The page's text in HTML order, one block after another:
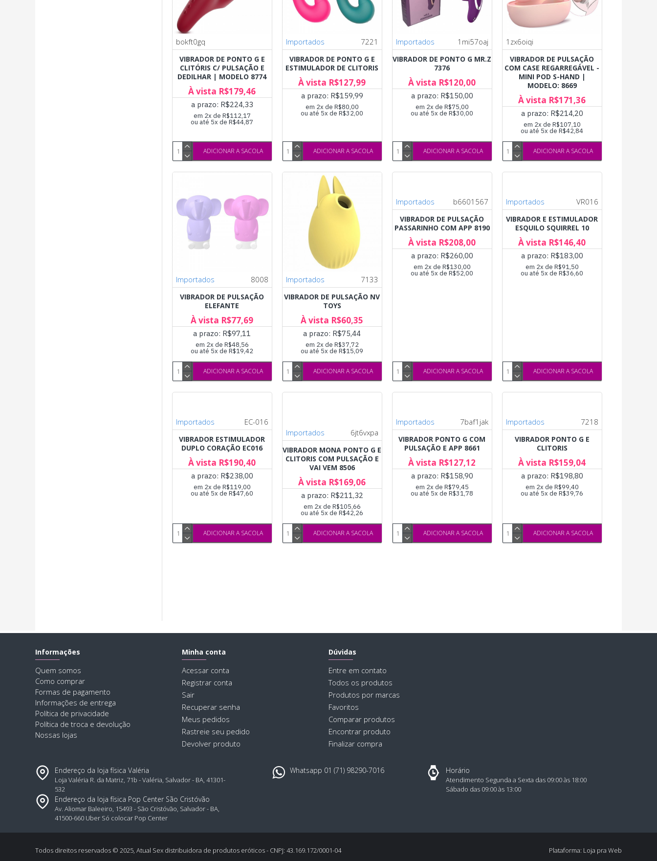
bokft0gq
VIBRADOR DE PONTO G E
CLITÓRIS C/ PULSAÇÃO E
DEDILHAR | MODELO 8774
À vista R$179,46
a prazo: R$224,33
em 2x de R$112,17
ou até 5x de R$44,87
ADICIONAR A SACOLA
Importados 7221
VIBRADOR DE PONTO G E
ESTIMULADOR DE CLITORIS
À vista R$127,99
a prazo: R$159,99
em 2x de R$80,00
ou até 5x de R$32,00
ADICIONAR A SACOLA
Importados 1mi57oaj
VIBRADOR DE PONTO G MR.Z
7376
À vista R$120,00
a prazo: R$150,00
em 2x de R$75,00
ou até 5x de R$30,00
ADICIONAR A SACOLA
1zx6oiqi
VIBRADOR DE PULSAÇÃO
COM CASE REGARREGÁVEL -
MINI POD S-HAND |
MODELO: 8669
À vista R$171,36
a prazo: R$214,20
em 2x de R$107,10
ou até 5x de R$42,84
ADICIONAR A SACOLA
Importados 8008
VIBRADOR DE PULSAÇÃO
ELEFANTE
À vista R$77,69
a prazo: R$97,11
em 2x de R$48,56
ou até 5x de R$19,42
ADICIONAR A SACOLA
Importados 7133
VIBRADOR DE PULSAÇÃO NV
TOYS
À vista R$60,35
a prazo: R$75,44
em 2x de R$37,72
ou até 5x de R$15,09
ADICIONAR A SACOLA
Importados b6601567
VIBRADOR DE PULSAÇÃO
PASSARINHO COM APP 8190
À vista R$208,00
a prazo: R$260,00
em 2x de R$130,00
ou até 5x de R$52,00
ADICIONAR A SACOLA
Importados VR016
VIBRADOR E ESTIMULADOR
ESQUILO SQUIRREL 10
À vista R$146,40
a prazo: R$183,00
em 2x de R$91,50
ou até 5x de R$36,60
ADICIONAR A SACOLA
Importados EC-016
VIBRADOR ESTIMULADOR
DUPLO CORAÇÃO EC016
À vista R$190,40
a prazo: R$238,00
em 2x de R$119,00
ou até 5x de R$47,60
ADICIONAR A SACOLA
Importados 6jt6vxpa
VIBRADOR MONA PONTO G E
CLITORIS COM PULSAÇÃO E
VAI VEM 8506
À vista R$169,06
a prazo: R$211,32
em 2x de R$105,66
ou até 5x de R$42,26
ADICIONAR A SACOLA
Importados 7baf1jak
VIBRADOR PONTO G COM
PULSAÇÃO E APP 8661
À vista R$127,12
a prazo: R$158,90
em 2x de R$79,45
ou até 5x de R$31,78
ADICIONAR A SACOLA
Importados 7218
VIBRADOR PONTO G E
CLITORIS
À vista R$159,04
a prazo: R$198,80
em 2x de R$99,40
ou até 5x de R$39,76
ADICIONAR A SACOLA
Informações
Quem somos
Como comprar
Formas de pagamento
Informações de entrega
Política de privacidade
Política de troca e devolução
Nossas lojas
Minha conta
Acessar conta
Registrar conta
Sair
Recuperar senha
Meus pedidos
Rastreie seu pedido
Devolver produto
Dúvidas
Entre em contato
Todos os produtos
Produtos por marcas
Favoritos
Comparar produtos
Encontrar produto
Finalizar compra
Endereço da loja física Valéria
Loja Valéria R. da Matriz, 71b - Valéria, Salvador - BA, 41301-
532
Endereço da loja física Pop Center São Cristóvão
Av. Aliomar Baleeiro, 15493 - São Cristóvão, Salvador - BA,
41500-660 Uber Só colocar Pop Center
Whatsapp 01 (71) 98290-7016 Horário
Atendimento Segunda a Sexta das 09:00 às 18:00
Sábado das 09:00 às 13:00
Todos direitos reservados © 2025, Atual Sex distribuidora de produtos eróticos - CNPJ: 43.169.172/0001-04 Plataforma: Loja pra Web